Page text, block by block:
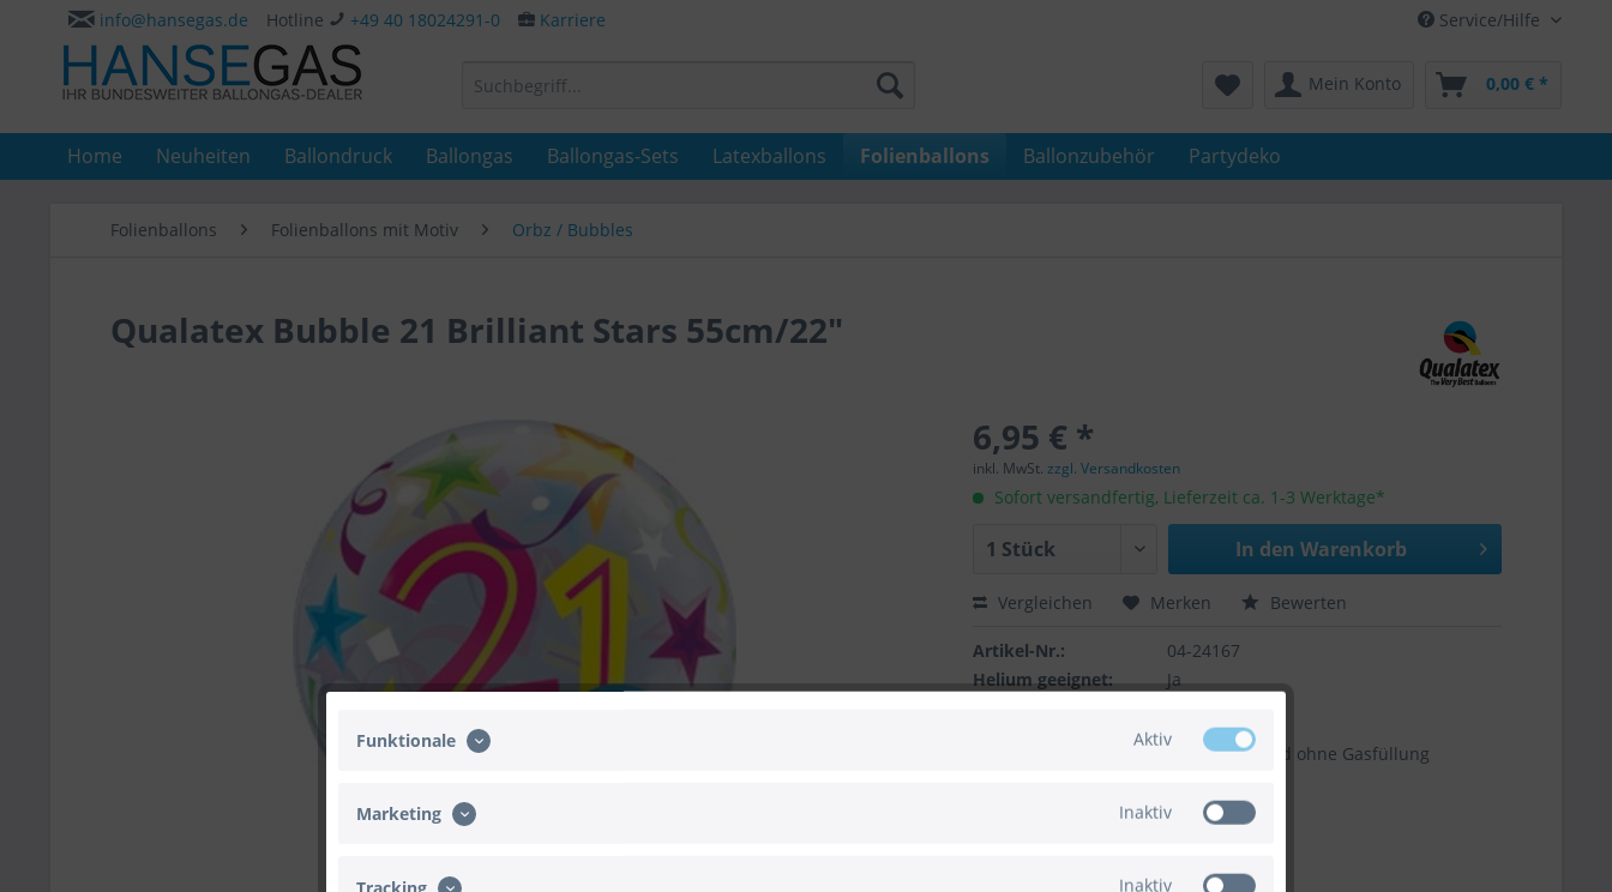
Service/Hilfe
info@hansegas.de Hotline +49 40 18024291-0 Karriere
Mein Konto 0,00 € *
Home Neuheiten Ballondruck Ballongas Ballongas-Sets Latexballons Folienballons Ballonzubehör Partydeko
Folienballons Folienballons mit Motiv Orbz / Bubbles
Qualatex Bubble 21 Brilliant Stars 55cm/22"
6,95 € *
inkl. MwSt.zzgl. Versandkosten
Sofort versandfertig, Lieferzeit ca. 1-3 Werktage*
In den Warenkorb
Vergleichen Merken Bewerten
Artikel-Nr.:
04-24167
Helium geeignet:
Ja
Der Artikel wird ohne Gasfüllung
Funktionale Aktiv
Marketing Inaktiv
Tracking Inaktiv